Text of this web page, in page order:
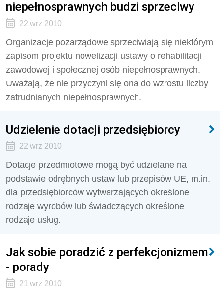
niepełnosprawnych budzi sprzeciwy
22 wrz 2010
Organizacje pozarządowe sprzeciwiają się niektórym
zapisom projektu nowelizacji ustawy o rehabilitacji
zawodowej i społecznej osób niepełnosprawnych.
Uważają, że nie przyczyni się ona do wzrostu liczby
zatrudnianych niepełnosprawnych.
Udzielenie dotacji przedsiębiorcy
22 wrz 2010
Dotacje przedmiotowe mogą być udzielane na
podstawie odrębnych ustaw lub przepisów UE, m.in.
dla przedsiębiorców wytwarzających określone
rodzaje wyrobów lub świadczących określone
rodzaje usług.
Jak sobie poradzić z perfekcjonizmem
- porady
21 wrz 2010